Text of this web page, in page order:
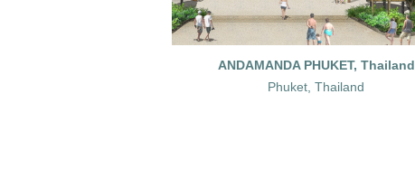
ANDAMANDA PHUKET, Thailand
Phuket, Thailand